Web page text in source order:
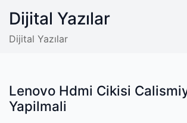
content
Dijital Yazılar
Dijital Yazılar
Lenovo Hdmi Cikisi
Yapilmali